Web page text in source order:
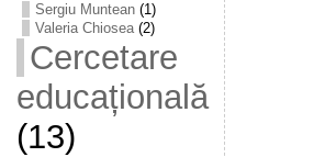
Sergiu Muntean(1)
Valeria Chiosea(2)
Cercetare
educațională
(13)